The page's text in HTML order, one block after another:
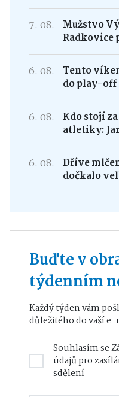
7. 08.
Mužstvo
Radkovice
6. 08.
Tento
do play-off
6. 08.
Kdo stojí
atletiky:
6. 08.
Dříve
dočkalo
Buďte v
týdenním
Každý týden vám
důležitého do vaší
Souhlasím se
údajůpro
sdělení